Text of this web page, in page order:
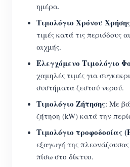
ημέρα.
Τιμολόγιο Χρόνου
τιμές κατά τις περιόδους
αιχμής.
Ελεγχόμενο Τιμολόγιο
χαμηλές τιμές για
συστήματα ζεστού νερού.
Τιμολόγιο Ζήτησης: Με
ζήτηση (kW) κατά την
Τιμολόγιο τροφοδοσίας
εξαγωγή της πλεονάζουσας
πίσω στο δίκτυο.